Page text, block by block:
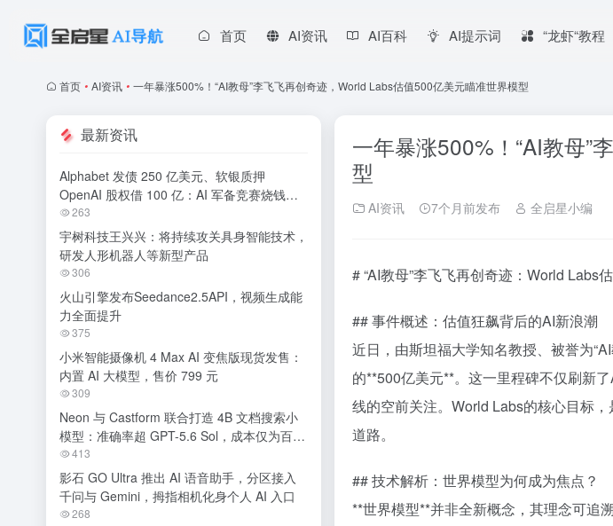
首页 AI资讯 AI百科 AI提示词 “龙虾“教程
首页 • AI资讯 • 一年暴涨500%！“AI教母”李飞飞再创奇迹，World Labs估值500亿美元瞄准世界模型
一年暴涨500%！“AI教母”
型
AI资讯 7个月前发布 全启星小编
# “AI教母”李飞飞再创奇迹：World Labs
## 事件概述：估值狂飙背后的AI新浪潮
近日，由斯坦福大学知名教授、被誉为
的**500亿美元**。这一里程碑不仅刷新
线的空前关注。World Labs的核心目标
道路。
## 技术解析：世界模型为何成为焦点？
**世界模型**并非全新概念，其理念可追
最新资讯
Alphabet 发债 250 亿美元、软银质押
OpenAI 股权借 100 亿：AI 军备竞赛烧钱无
休止
263
宇树科技王兴兴：将持续攻关具身智能技术，
研发人形机器人等新型产品
306
火山引擎发布Seedance2.5API，视频生成能
力全面提升
375
小米智能摄像机 4 Max AI 变焦版现货发售：
内置 AI 大模型，售价 799 元
309
Neon 与 Castform 联合打造 4B 文档搜索小
模型：准确率超 GPT-5.6 Sol，成本仅为百分
之一413
影石 GO Ultra 推出 AI 语音助手，分区接入
千问与 Gemini，拇指相机化身个人 AI 入口
268